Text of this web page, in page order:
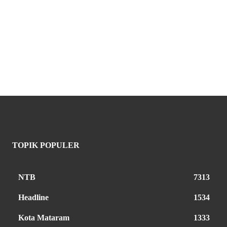
TOPIK POPULER
NTB 7313
Headline 1534
Kota Mataram 1333